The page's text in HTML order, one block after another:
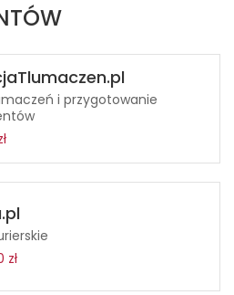
i przygotowanie
zł